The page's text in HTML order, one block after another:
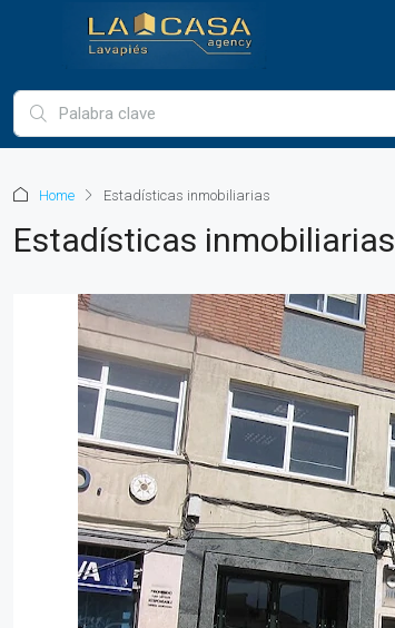
Home Estadísticas inmobiliarias
Estadísticas inmobiliarias